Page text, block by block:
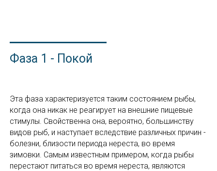
Фаза 1 - Покой
Эта фаза характеризуется таким состоянием рыбы,
когда она никак не реагирует на внешние пищевые
стимулы. Свойственна она, вероятно, большинству
видов рыб, и наступает вследствие различных причин -
болезни, близости периода нереста, во время
зимовки. Самым известным примером, когда рыбы
перестают питаться во время нереста, являются